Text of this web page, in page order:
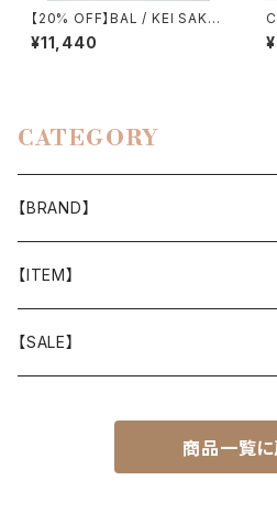
【20% OFF】BAL / KEI SAKA
WAKI 2
¥11,440
CATEGORY
【BRAND】
山と道
T-SHIRT
迷迭香
【ITEM】
WEAR
【SALE】
商品一覧に